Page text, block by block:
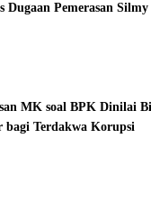
Dugaan Pemerasan
MK soal BPK Dinilai
bagi Terdakwa Korupsi